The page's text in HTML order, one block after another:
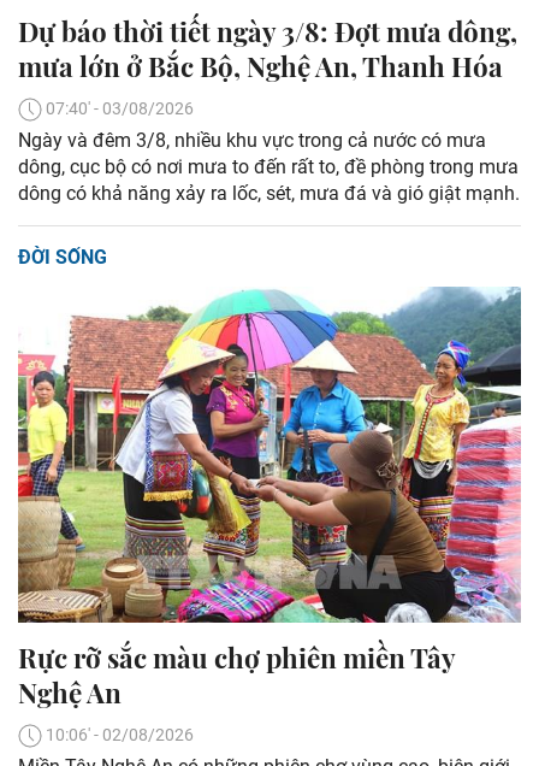
Dự báo thời tiết ngày 3/8: Đợt mưa dông,
mưa lớn ở Bắc Bộ, Nghệ An, Thanh Hóa
07:40' - 03/08/2026
Ngày và đêm 3/8, nhiều khu vực trong cả nước có mưa
dông, cục bộ có nơi mưa to đến rất to, đề phòng trong mưa
dông có khả năng xảy ra lốc, sét, mưa đá và gió giật mạnh.
ĐỜI SỐNG
Rực rỡ sắc màu chợ phiên miền Tây
Nghệ An
10:06' - 02/08/2026